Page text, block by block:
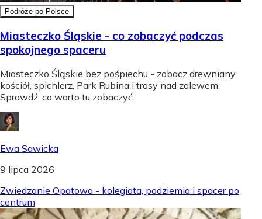
Podróże po Polsce
Miasteczko Śląskie - co zobaczyć podczas
spokojnego spaceru
Miasteczko Śląskie bez pośpiechu - zobacz drewniany
kościół, spichlerz, Park Rubina i trasy nad zalewem.
Sprawdź, co warto tu zobaczyć.
Ewa Sawicka
9 lipca 2026
Zwiedzanie Opatowa - kolegiata, podziemia i spacer po
centrum